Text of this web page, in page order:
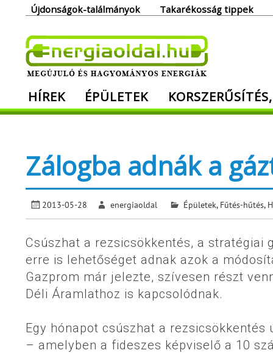
Újdonságok-találmányok Takarékosság tippek
Megújuló és hagyományos energiák.
HÍREK ÉPÜLETEK
Zálogba adnák a
2013-05-28 energiaoldal Épületek, Fűtés-hűtés,
Csúszhat a rezsicsökkentés, a stratégiai
erre is lehetőséget adnak azok a
Gazprom már jelezte, szívesen részt
Déli Áramlathoz is kapcsolódnak.
Egy hónapot csúszhat a
– amelyben a fideszes képviselő a 10